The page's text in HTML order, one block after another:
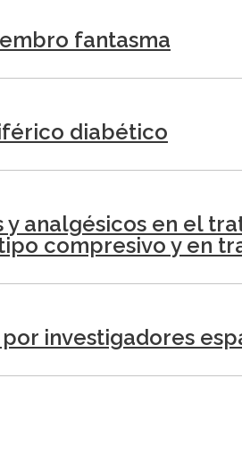
fantasma
diabético
analgésicos en el
compresivo y en
investigadores